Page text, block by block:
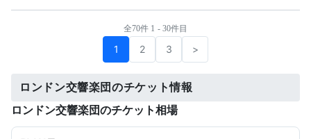
全70件 1 - 30件目
1 2 3 >
ロンドン交響楽団のチケット情報
ロンドン交響楽団のチケット相場